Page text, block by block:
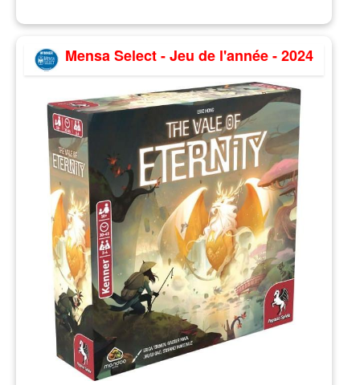
Mensa Select - Jeu de l'année - 2024